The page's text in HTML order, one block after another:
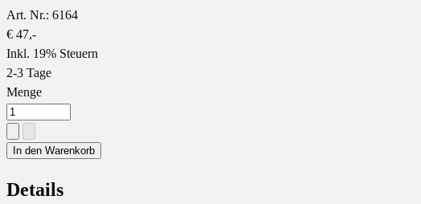
Art. Nr.: 6164
€ 47,-
Inkl. 19% Steuern
2-3 Tage
Menge
In den Warenkorb
Details